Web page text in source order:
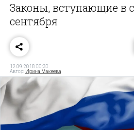
Законы, вступающие в
сентября
12.09.2018 00:30
Автор: Ирина Макеева